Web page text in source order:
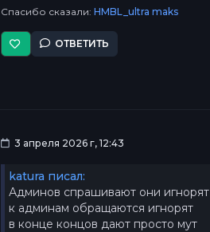
Спасибо сказали:HMBL_ultra maks
ОТВЕТИТЬ
3 апреля 2026 г, 12:43
katura писал:
Админов спрашивают они игнорят
к админам обращаются игнорят
в конце концов дают просто мут